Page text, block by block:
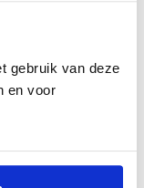
gebruik van deze
en voor